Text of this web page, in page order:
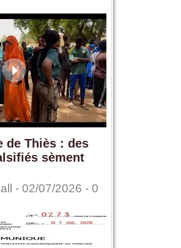
de Thiès : des
sèment
- 02/07/2026 - 0